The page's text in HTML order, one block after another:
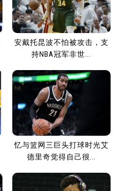
安戴托昆波不怕被攻击，支
持NBA冠军非世...
忆与篮网三巨头打球时光艾
德里奇觉得自己很...